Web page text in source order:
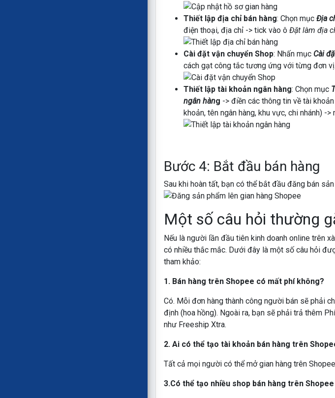
Thiết lập địa chỉ bán hàng: Chọn mục Địa
điện thoại, địa chỉ -> tick vào ô Đặt làm địa
Cài đặt vận chuyển Shop: Nhấn mục Cài
cách gạt công tắc tương ứng với từng đơn vị.
Thiết lập tài khoản ngân hàng: Chọn mục
ngân hàng -> điền các thông tin về tài
khoản, tên ngân hàng, khu vực, chi nhánh) ->
Bước 4: Bắt đầu bán hàng
Sau khi hoàn tất, bạn có thể bắt đầu đăng bán
Một số câu hỏi thường
Nếu là người lần đầu tiên kinh doanh online trên
có nhiều thắc mắc. Dưới đây là một số câu hỏi
tham khảo:
1. Bán hàng trên Shopee có mất phí không?
Có. Mỗi đơn hàng thành công người bán sẽ phải
định (hoa hồng). Ngoài ra, bạn sẽ phải trả thêm
như Freeship Xtra.
2. Ai có thể tạo tài khoản bán hàng trên
Tất cả mọi người có thể mở gian hàng trên
3.Có thể tạo nhiều shop bán hàng trên